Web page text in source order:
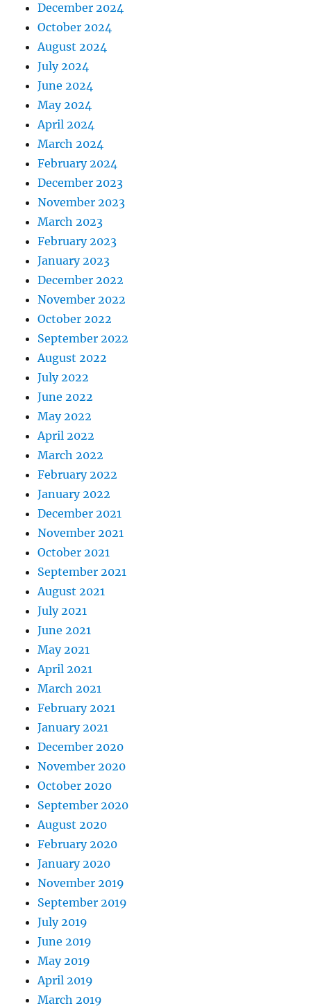
December 2024
October 2024
August 2024
July 2024
June 2024
May 2024
April 2024
March 2024
February 2024
December 2023
November 2023
March 2023
February 2023
January 2023
December 2022
November 2022
October 2022
September 2022
August 2022
July 2022
June 2022
May 2022
April 2022
March 2022
February 2022
January 2022
December 2021
November 2021
October 2021
September 2021
August 2021
July 2021
June 2021
May 2021
April 2021
March 2021
February 2021
January 2021
December 2020
November 2020
October 2020
September 2020
August 2020
February 2020
January 2020
November 2019
September 2019
July 2019
June 2019
May 2019
April 2019
March 2019